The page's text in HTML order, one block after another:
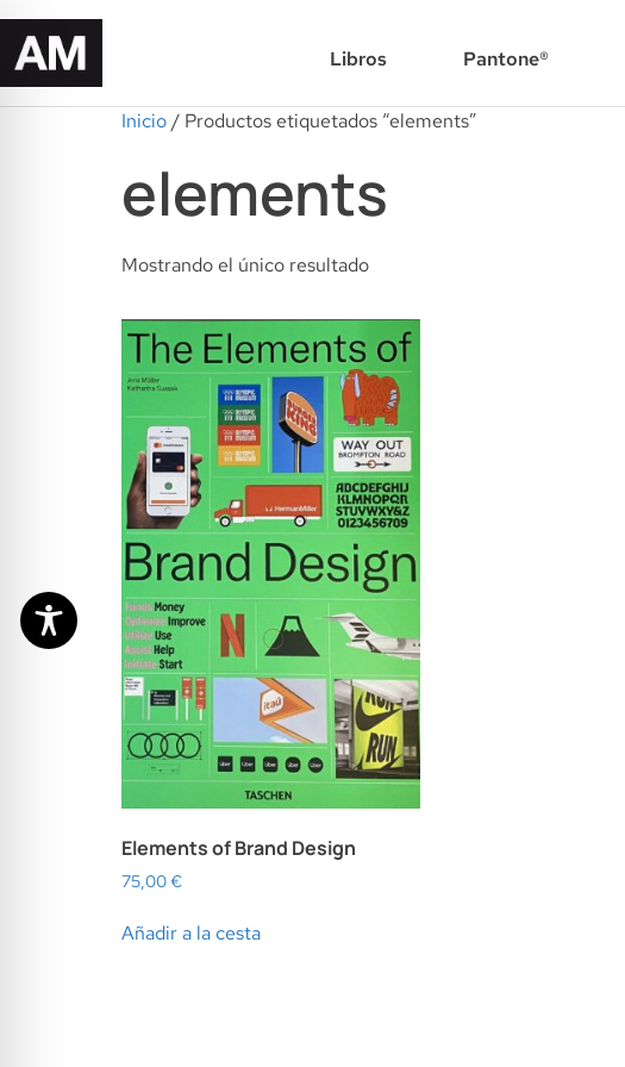
Libros Pantone®
Inicio / Productos etiquetados “elements”
elements
Mostrando el único resultado
Elements of Brand Design
75,00€
Añadir a la cesta